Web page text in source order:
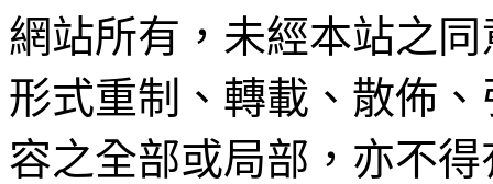
網站所有，未經本站之
形式重制、轉載、散佈
容之全部或局部，亦不